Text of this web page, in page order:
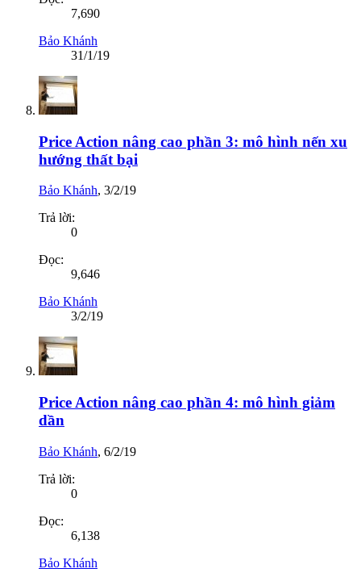
7,690
Bảo Khánh
31/1/19
Price Action nâng cao phần 3: mô hình nến xu
hướng thất bại
Bảo Khánh, 3/2/19
Trả lời:
0
Đọc:
9,646
Bảo Khánh
3/2/19
Price Action nâng cao phần 4: mô hình giảm
dần
Bảo Khánh, 6/2/19
Trả lời:
0
Đọc:
6,138
Bảo Khánh